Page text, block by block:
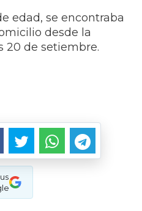
edad, se encontraba
desde la
20 de setiembre.